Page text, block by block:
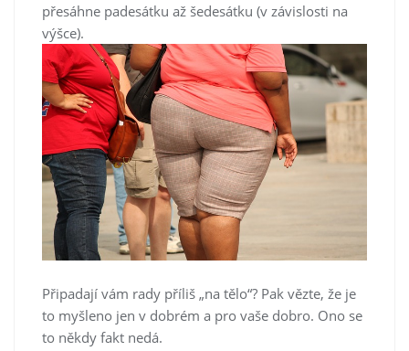
přesáhne padesátku až šedesátku (v závislosti na
výšce).
Připadají vám rady příliš „na tělo“? Pak vězte, že je
to myšleno jen v dobrém a pro vaše dobro. Ono se
to někdy fakt nedá.